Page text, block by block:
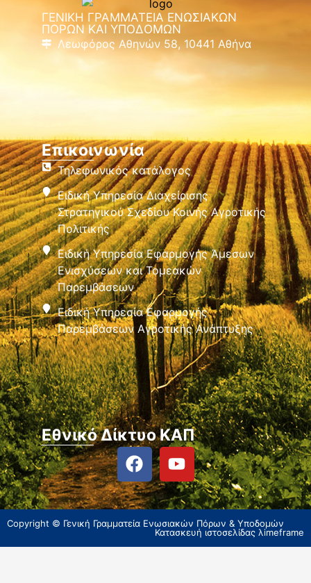
ΓΕΝΙΚΗ ΓΡΑΜΜΑΤΕΙΑ ΕΝΩΣΙΑΚΩΝ
ΠΟΡΩΝ ΚΑΙ ΥΠΟΔΟΜΩΝ
Λεωφόρος Αθηνών 58, 10441 Αθήνα
Επικοινωνία
Τηλεφωνικός κατάλογος
Ειδική Υπηρεσία Διαχείρισης
Στρατηγικού Σχεδίου Κοινής Αγροτικής
Πολιτικής
Ειδική Υπηρεσία Εφαρμογής Άμεσων
Ενισχύσεων και Τομεακών
Παρεμβάσεων
Ειδική Υπηρεσία Εφαρμογής
Παρεμβάσεων Αγροτικής Ανάπτυξης
Εθνικό Δίκτυο ΚΑΠ
Copyright © Γενική Γραμματεία Ενωσιακών Πόρων & Υποδομών
Κατασκευή ιστοσελίδας λimeframe